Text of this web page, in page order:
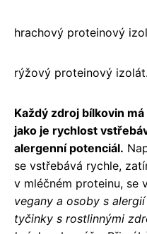
hrachový proteinový
rýžový proteinový izolát.
Každý zdroj bílkovin
jako je rychlost
alergenní potenciál.
se vstřebává rychle,
v mléčném proteinu, se
vegany a osoby s
tyčinky s rostlinnými